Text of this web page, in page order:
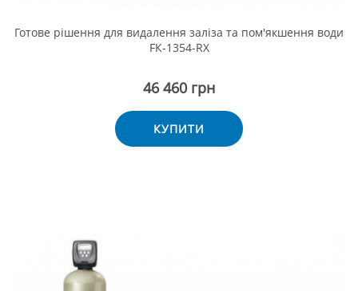
Готове рішення для видалення заліза та пом'якшення води
FК-1354-RX
46 460 грн
КУПИТИ